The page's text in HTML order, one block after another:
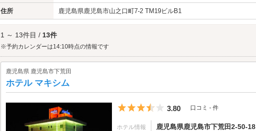
住所 鹿児島県鹿児島市山之口町7-2 TM19ビルB1
1 ～ 13件目 / 13件
※予約カレンダーは14:10時点の情報です
鹿児島県 鹿児島市下荒田
ホテル マキシム
5つ星のうち3.5
3.80 口コミ - 件
ホテル情報
鹿児島県鹿児島市下荒田2-50-18